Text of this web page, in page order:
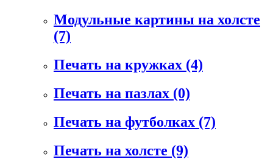
Модульные картины на холсте
(7)
Печать на кружках (4)
Печать на пазлах (0)
Печать на футболках (7)
Печать на холсте (9)